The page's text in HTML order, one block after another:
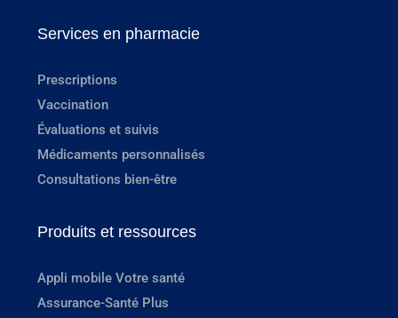
Services en pharmacie
Prescriptions
Vaccination
Évaluations et suivis
Médicaments personnalisés
Consultations bien-être
Produits et ressources
Appli mobile Votre santé
Assurance-Santé Plus